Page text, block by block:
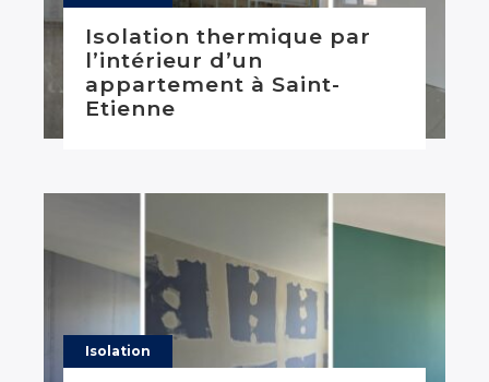
Isolation thermique par
l’intérieur d’un
appartement à Saint-
Etienne
Isolation